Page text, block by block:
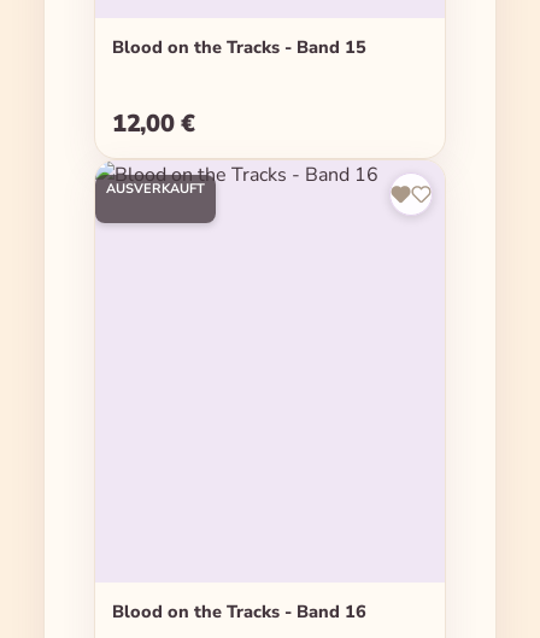
Blood on the Tracks - Band 15
Regulärer Preis:
12,00 €
AUSVERKAUFT
Blood on the Tracks - Band 16